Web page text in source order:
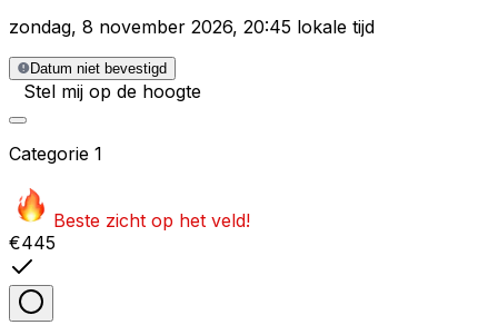
zondag, 8 november 2026, 20:45 lokale tijd
Datum niet bevestigd
Stel mij op de hoogte
Categorie 1
Beste zicht op het veld!
€445